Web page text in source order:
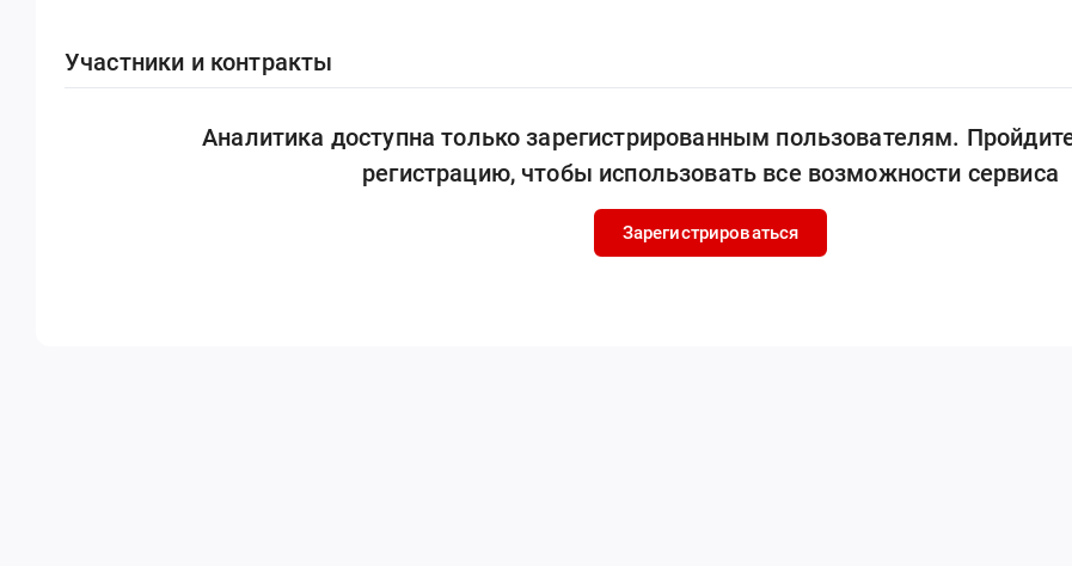
Участники и контракты
Аналитика доступна только зарегистрированным пользователям.
регистрацию, чтобы использовать все возможности сервиса
Зарегистрироваться